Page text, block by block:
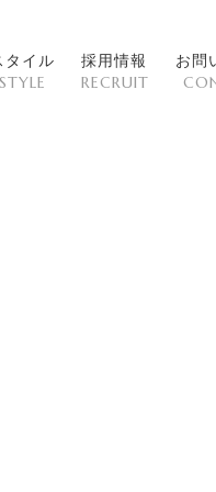
タイル 採用情報
RECRUIT
お問